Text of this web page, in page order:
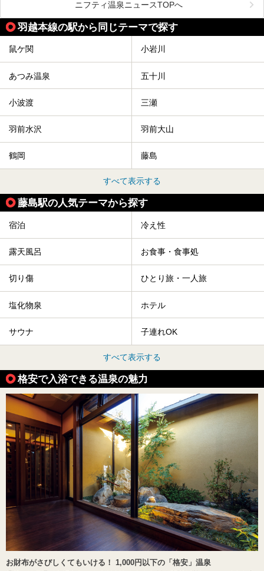
舞鶴山の山頂まで軽いハイキングの気分で登れば、そこでは
なんと「人間将棋」が行われているのです！
「人間将棋」とは昭和31年から毎年春に山形県天童市で行
われている一大イベントで、甲冑や着物姿の武者に扮した人
間が将棋の駒となり、対局を行っているのです。
人気漫画「３月のライオン」の中でもこの人間将棋のシーン
りに、思わず吹き出してしまった読者もいることでしょう。
われます。また、23日は「天童百面指し」が行われ、人間
とができます。
天童市には温泉も多数あるので、桜と人間将棋を見た後はゆ
っくり温泉に浸かってはいかがでしょうか。
今回は山形県天童市のおすすめ温泉をご紹介します！
ニフティ温泉ニュースTOPへ
羽越本線の駅から同じテーマで探す
鼠ケ関 小岩川
あつみ温泉 五十川
小波渡 三瀬
羽前水沢 羽前大山
鶴岡 藤島
すべて表示する
藤島駅の人気テーマから探す
宿泊 冷え性
露天風呂 お食事・食事処
切り傷 ひとり旅・一人旅
塩化物泉 ホテル
サウナ 子連れOK
すべて表示する
格安で入浴できる温泉の魅力
お財布がさびしくてもいける！ 1,000円以下の「格安」温泉